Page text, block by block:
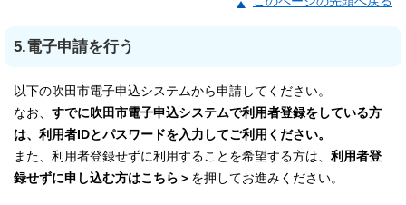
5.電子申請を行う
以下の吹田市電子申込システムから申請してください。
なお、 すでに吹田市電子申込システムで利用者登録をしている方
は、利用者IDとパスワードを入力してご利用ください。
また、利用者登録せずに利用することを希望する方は、 利用者登
録せずに申し込む方はこちら＞ を押してお進みください。